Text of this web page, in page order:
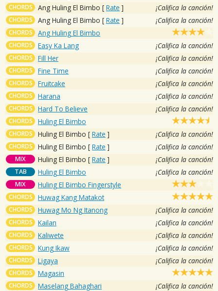
CHORDS Ang Huling El Bimbo [ Rate ] ¡Califica la canción!
CHORDS Ang Huling El Bimbo [ Rate ] ¡Califica la canción!
CHORDS Ang Huling El Bimbo
CHORDS Easy Ka Lang ¡Califica la canción!
CHORDS Fill Her ¡Califica la canción!
CHORDS Fine Time ¡Califica la canción!
CHORDS Fruitcake ¡Califica la canción!
CHORDS Harana ¡Califica la canción!
CHORDS Hard To Believe ¡Califica la canción!
CHORDS Huling El Bimbo
CHORDS Huling El Bimbo [ Rate ] ¡Califica la canción!
CHORDS Huling El Bimbo [ Rate ] ¡Califica la canción!
MIX Huling El Bimbo [ Rate ] ¡Califica la canción!
TAB Huling El Bimbo ¡Califica la canción!
MIX Huling El Bimbo Fingerstyle
CHORDS Huwag Kang Matakot
CHORDS Huwag Mo Ng Itanong ¡Califica la canción!
CHORDS Kailan ¡Califica la canción!
CHORDS Kaliwete ¡Califica la canción!
CHORDS Kung Ikaw ¡Califica la canción!
CHORDS Ligaya ¡Califica la canción!
CHORDS Magasin
CHORDS Maselang Bahaghari ¡Califica la canción!